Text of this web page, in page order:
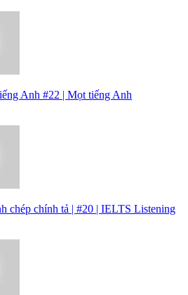
Anh #22 | Mọt tiếng Anh
chép chính tả | #20 | IELTS Listening